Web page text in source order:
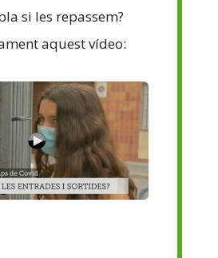
si les repassem?
aquest vídeo: